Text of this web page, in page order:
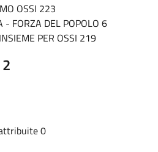
OSSI 223
- FORZA DEL POPOLO 6
PER OSSI 219
0